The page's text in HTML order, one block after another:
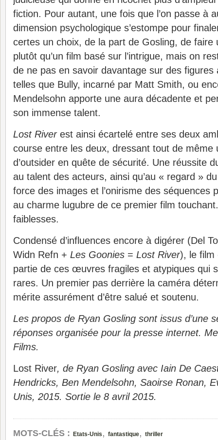
fiction. Pour autant, une fois que l’on passe à
dimension psychologique s’estompe pour
certes un choix, de la part de Gosling, de faire
plutôt qu’un film basé sur l’intrigue, mais on
de ne pas en savoir davantage sur des figures
telles que Bully, incarné par Matt Smith, ou
Mendelsohn apporte une aura décadente et
son immense talent.
Lost Riverest ainsi écartelé entre ses deux
course entre les deux, dressant tout de même
d’outsider en quête de sécurité. Une réussite
au talent des acteurs, ainsi qu’au « regard »
force des images et l’onirisme des séquences
au charme lugubre de ce premier film
faiblesses.
Condensé d’influences encore à digérer (Del
Widn Refn + Les Goonies = Lost River), le film
partie de ces œuvres fragiles et atypiques qui
rares. Un premier pas derrière la caméra
mérite assurément d’être salué et soutenu.
Les propos de Ryan Gosling sont issus d’une
réponses organisée pour la presse internet.
Films.
Lost River, de Ryan Gosling avec Iain De
Hendricks, Ben Mendelsohn, Saoirse Ronan,
Unis, 2015. Sortie le 8 avril 2015.
MOTS-CLÉS : Etats-Unis , fantastique, thriller